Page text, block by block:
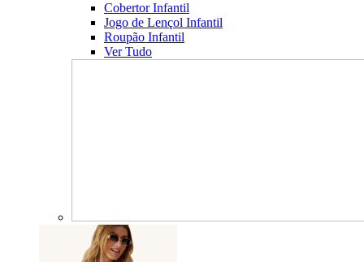
Cobertor Infantil
Jogo de Lençol Infantil
Roupão Infantil
Ver Tudo